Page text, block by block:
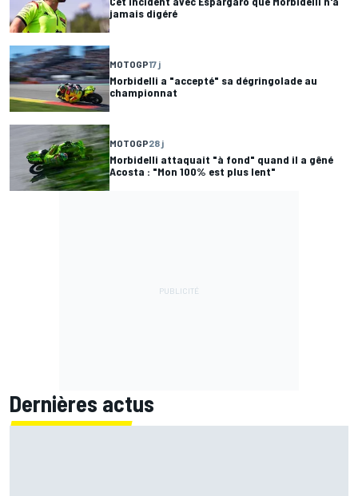
jamais digéré
MOTOGP17 j
Morbidelli a "accepté" sa dégringolade au
championnat
MOTOGP28 j
Morbidelli attaquait "à fond" quand il a gêné
Acosta : "Mon 100% est plus lent"
Dernières actus